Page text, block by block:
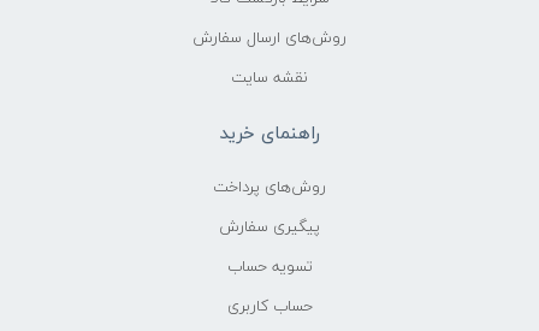
روش‌های ارسال سفارش
نقشه سایت
راهنمای خرید
روش‌های پرداخت
پیگیری سفارش
تسویه حساب
حساب کاربری